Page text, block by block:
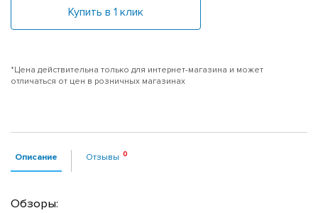
Купить в 1 клик
*Цена действительна только для интернет-магазина и может
отличаться от цен в розничных магазинах
Описание Отзывы
Обзоры: